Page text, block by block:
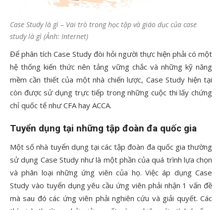
Case Study là gì – Vai trò trong học tập và giáo dục của case
study là gì (Ảnh: Internet)
Để phân tích Case Study đòi hỏi người thực hiện phải có một
hệ thống kiến thức nên tảng vững chắc và những kỹ năng
mềm cần thiết của một nhà chiến lược, Case Study hiện tại
còn được sử dụng trực tiếp trong những cuộc thi lấy chứng
chỉ quốc tế như CFA hay ACCA.
Tuyển dụng tại những tập đoàn đa quốc gia
Một số nhà tuyển dụng tại các tập đoàn đa quốc gia thường
sử dụng Case Study như là một phần của quá trình lựa chọn
và phân loại những ứng viên của họ. Việc áp dụng Case
Study vào tuyển dụng yêu cầu ứng viên phải nhận 1 vấn đề
mà sau đó các ứng viên phải nghiên cứu và giải quyết. Các